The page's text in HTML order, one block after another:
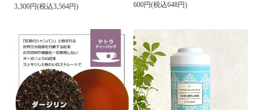
3,300円(税込3,564円) 600円(税込648円)